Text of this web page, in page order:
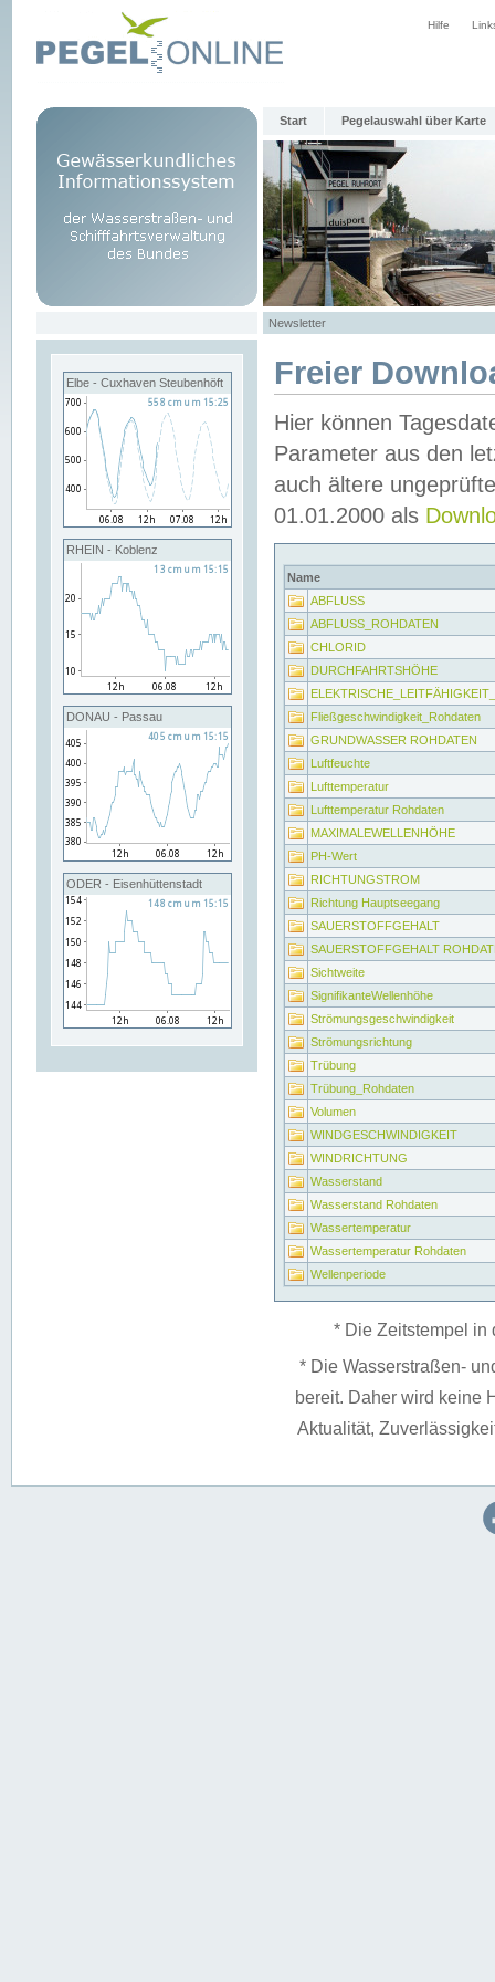
Hilfe
Start Pegelauswahl über Karte
Newsletter
Elbe - Cuxhaven Steubenhöft
RHEIN - Koblenz
DONAU - Passau
ODER - Eisenhüttenstadt
Freier
Hier können
Parameter aus den
auch ältere
01.01.2000 als
Name
ABFLUSS
ABFLUSS_ROHDATEN
CHLORID
DURCHFAHRTSHÖHE
Fließgeschwindigkeit_Rohdaten
GRUNDWASSER ROHDATEN
Luftfeuchte
Lufttemperatur
Lufttemperatur Rohdaten
MAXIMALEWELLENHÖHE
PH-Wert
RICHTUNGSTROM
Richtung Hauptseegang
SAUERSTOFFGEHALT
SAUERSTOFFGEHALT
Sichtweite
SignifikanteWellenhöhe
Strömungsgeschwindigkeit
Strömungsrichtung
Trübung
Trübung_Rohdaten
Volumen
WINDGESCHWINDIGKEIT
WINDRICHTUNG
Wasserstand
Wasserstand Rohdaten
Wassertemperatur
Wassertemperatur Rohdaten
Wellenperiode
* Die Zeitstempel in
* Die Wasserstraßen-
bereit. Daher wird keine
Aktualität,